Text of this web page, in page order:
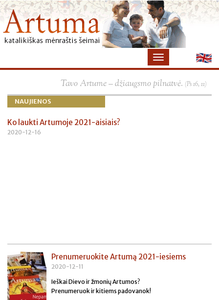
Tavo Artume – džiaugsmo pilnatvė. (Ps 16, 11)
NAUJIENOS
Ko laukti Artumoje 2021-aisiais?
2020-12-16
Prenumeruokite Artumą 2021-iesiems
2020-12-11
Ieškai Dievo ir žmonių Artumos?
Prenumeruok ir kitiems padovanok!
×